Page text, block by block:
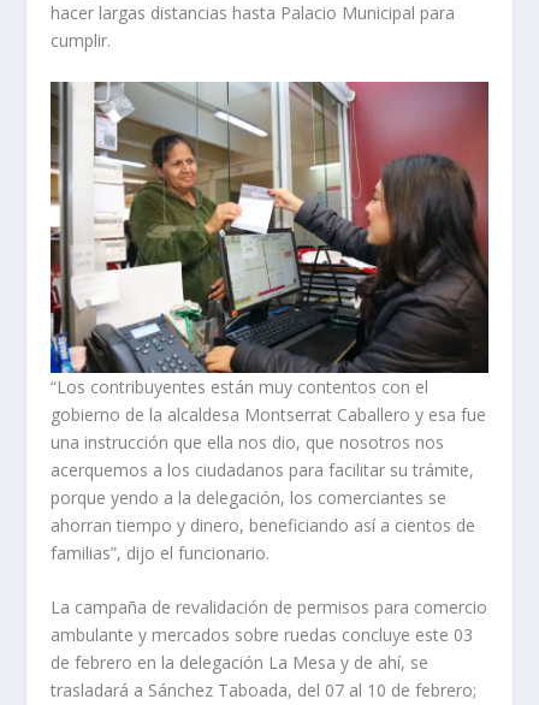
hacer largas distancias hasta Palacio Municipal para
cumplir.
“Los contribuyentes están muy contentos con el
gobierno de la alcaldesa Montserrat Caballero y esa fue
una instrucción que ella nos dio, que nosotros nos
acerquemos a los ciudadanos para facilitar su trámite,
porque yendo a la delegación, los comerciantes se
ahorran tiempo y dinero, beneficiando así a cientos de
familias”, dijo el funcionario.
La campaña de revalidación de permisos para comercio
ambulante y mercados sobre ruedas concluye este 03
de febrero en la delegación La Mesa y de ahí, se
trasladará a Sánchez Taboada, del 07 al 10 de febrero;